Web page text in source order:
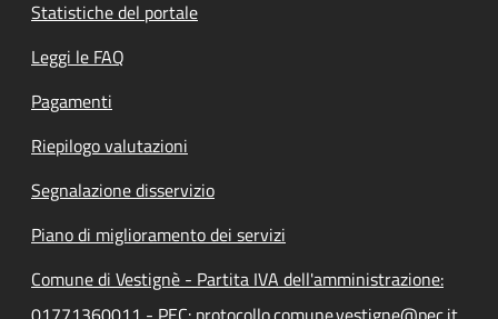
Statistiche del portale
Leggi le FAQ
Pagamenti
Riepilogo valutazioni
Segnalazione disservizio
Piano di miglioramento dei servizi
Comune di Vestignè - Partita IVA dell'amministrazione: